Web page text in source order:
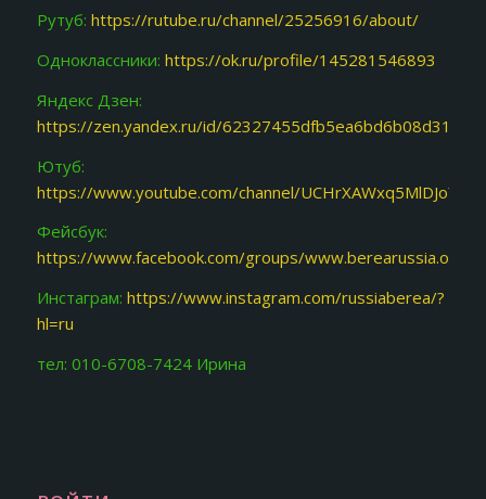
Рутуб: https://rutube.ru/channel/25256916/about/
Одноклассники: https://ok.ru/profile/145281546893
Яндекс Дзен:
https://zen.yandex.ru/id/62327455dfb5ea6bd6b08d31
Ютуб:
https://www.youtube.com/channel/
Фейсбук:
https://www.facebook.com/groups/www.berearussia.org/
Инстаграм: https://www.instagram.com/russiaberea/?
hl=ru
тел: 010-6708-7424 Ирина